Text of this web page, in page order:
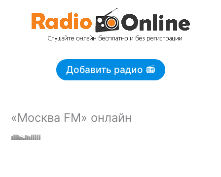
содержимому
Добавить радио 📻
«Москва FM» онлайн